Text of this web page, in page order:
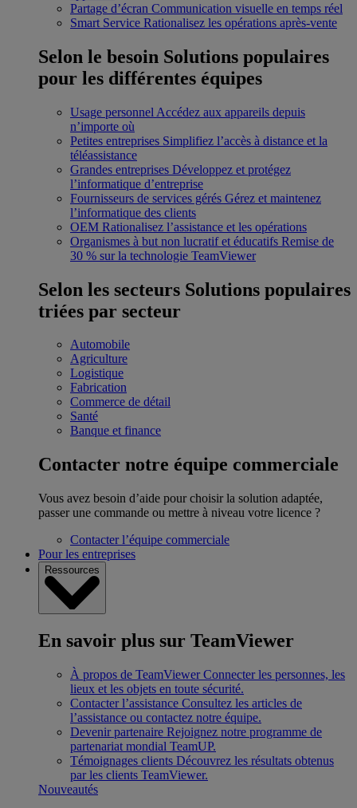
Partage d’écran Communication visuelle en temps réel
Smart Service Rationalisez les opérations après-vente
Selon le besoin Solutions populaires
pour les différentes équipes
Usage personnel Accédez aux appareils depuis
n’importe où
Petites entreprises Simplifiez l’accès à distance et la
téléassistance
Grandes entreprises Développez et protégez
l’informatique d’entreprise
Fournisseurs de services gérés Gérez et maintenez
l’informatique des clients
OEM Rationalisez l’assistance et les opérations
Organismes à but non lucratif et éducatifs Remise de
30 % sur la technologie TeamViewer
Selon les secteurs Solutions populaires
triées par secteur
Automobile
Agriculture
Logistique
Fabrication
Commerce de détail
Santé
Banque et finance
Contacter notre équipe commerciale
Vous avez besoin d’aide pour choisir la solution adaptée,
passer une commande ou mettre à niveau votre licence ?
Contacter l’équipe commerciale
Pour les entreprises
Ressources
En savoir plus sur TeamViewer
À propos de TeamViewer Connecter les personnes, les
lieux et les objets en toute sécurité.
Contacter l’assistance Consultez les articles de
l’assistance ou contactez notre équipe.
Devenir partenaire Rejoignez notre programme de
partenariat mondial TeamUP.
Témoignages clients Découvrez les résultats obtenus
par les clients TeamViewer.
Nouveautés